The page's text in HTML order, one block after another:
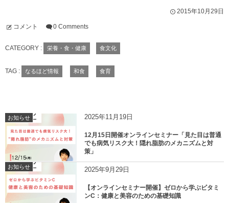
2015年10月29日
コメント 0 Comments
CATEGORY : 栄養・食・健康 食文化
TAG : なるほど情報 和食 食育
お知らせ 2025年11月19日
12月15日開催オンラインセミナー「見た目は普通
でも病気リスク大！隠れ脂肪のメカニズムと対
策」
お知らせ 2025年9月29日
【オンラインセミナー開催】ゼロから学ぶビタミ
ンC：健康と美容のための基礎知識